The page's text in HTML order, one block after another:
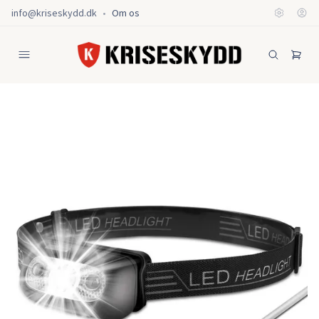
info@kriseskydd.dk • Om os